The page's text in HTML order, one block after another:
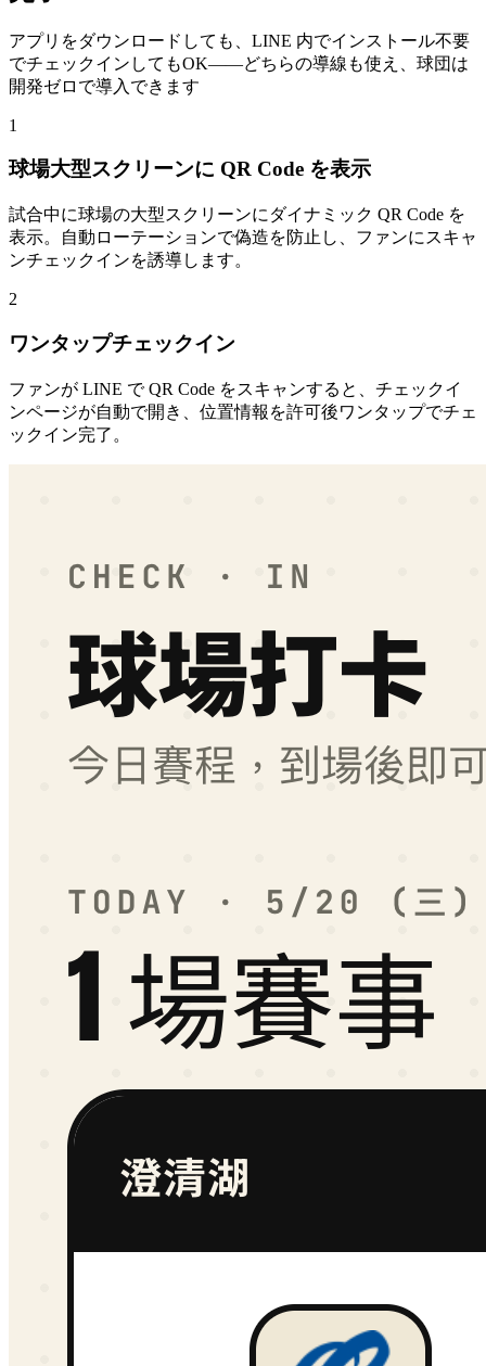
アプリをダウンロードしても、LINE 内でインストール不要
でチェックインしてもOK——どちらの導線も使え、球団は
開発ゼロで導入できます
1
球場大型スクリーンに QR Code を表示
試合中に球場の大型スクリーンにダイナミック QR Code を
表示。自動ローテーションで偽造を防止し、ファンにスキャ
ンチェックインを誘導します。
2
ワンタップチェックイン
ファンが LINE で QR Code をスキャンすると、チェックイ
ンページが自動で開き、位置情報を許可後ワンタップでチェ
ックイン完了。